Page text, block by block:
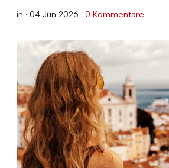
in · 04 Jun 2026 · 0 Kommentare